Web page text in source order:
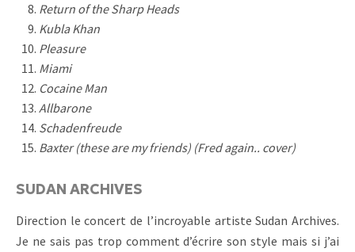
Return of the Sharp Heads
Kubla Khan
Pleasure
Miami
Cocaine Man
Allbarone
Schadenfreude
Baxter (these are my friends) (Fred again.. cover)
SUDAN ARCHIVES
Direction le concert de l’incroyable artiste Sudan Archives.
Je ne sais pas trop comment d’écrire son style mais si j’ai